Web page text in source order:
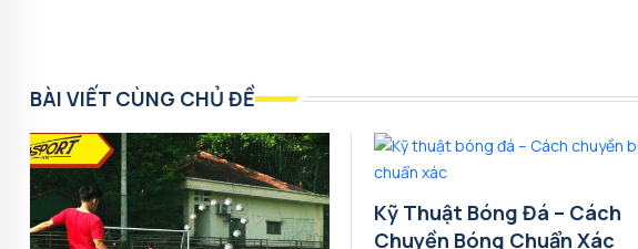
BÀI VIẾT CÙNG CHỦ ĐỀ
Kỹ Thuật Bóng Đá – Cách
Chuyền Bóng Chuẩn Xác